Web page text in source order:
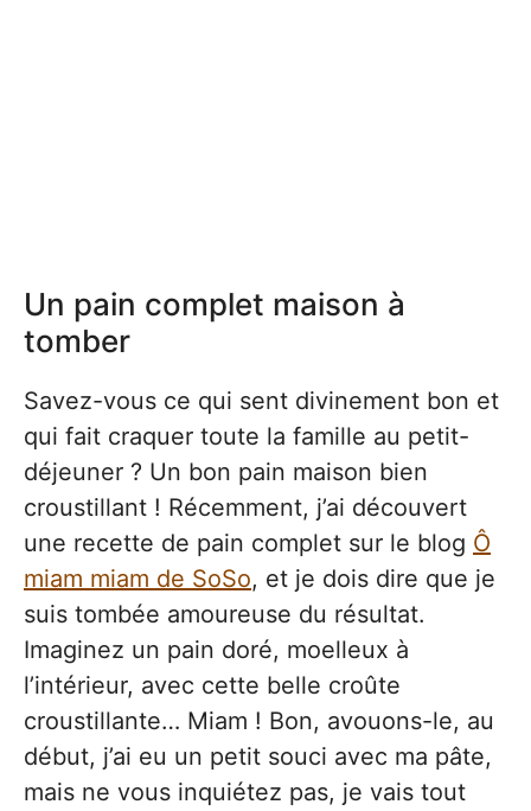
Un pain complet maison à
tomber
Savez-vous ce qui sent divinement bon et
qui fait craquer toute la famille au petit-
déjeuner ? Un bon pain maison bien
croustillant ! Récemment, j’ai découvert
une recette de pain complet sur le blog Ô
miam miam de SoSo, et je dois dire que je
suis tombée amoureuse du résultat.
Imaginez un pain doré, moelleux à
l’intérieur, avec cette belle croûte
croustillante… Miam ! Bon, avouons-le, au
début, j’ai eu un petit souci avec ma pâte,
mais ne vous inquiétez pas, je vais tout